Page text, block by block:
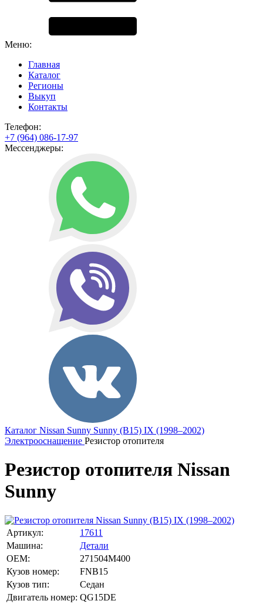
Меню:
Главная
Каталог
Регионы
Выкуп
Контакты
Телефон:
+7 (964) 086-17-97
Мессенджеры:
Каталог Nissan Sunny Sunny (B15) IX (1998–2002)
Электрооснащение Резистор отопителя
Резистор отопителя Nissan
Sunny
Артикул:
17611
Машина:
Детали
OEM:
271504M400
Кузов номер:
FNB15
Кузов тип:
Седан
Двигатель номер: QG15DE